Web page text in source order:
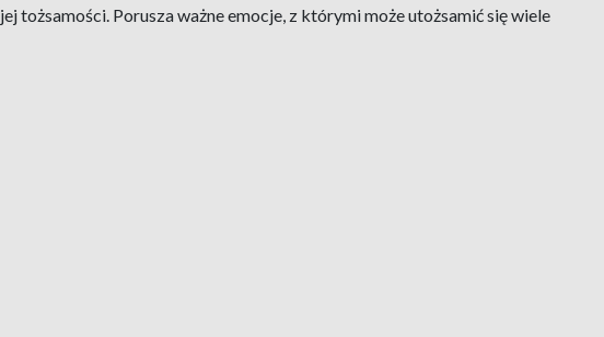
tożsamości. Porusza ważne emocje, z którymi może utożsamić się wiele